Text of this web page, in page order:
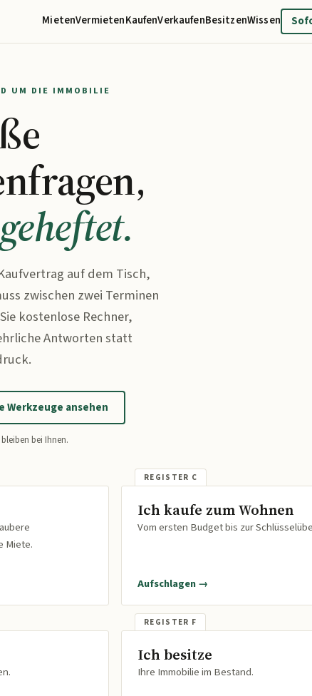
MietenVermietenKaufenVerkaufenBesitzenWissen
UM DIE IMMOBILIE
auf dem Tisch,
zwischen zwei Terminen
kostenlose Rechner,
Antworten statt
Werkzeuge ansehen
bei Ihnen.
Miete.
Ich kaufe zum Wohnen
Vom ersten Budget bis zur
Aufschlagen →
Ich besitze
Ihre Immobilie im Bestand.